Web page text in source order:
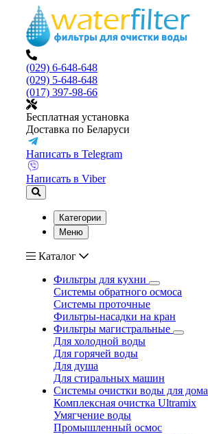
(029) 6-648-648
(029) 5-648-648
(017) 397-98-66
Бесплатная установка
Доставка по Беларуси
Написать в Telegram
Написать в Viber
Категории
Меню
Каталог
Фильтры для кухни
Системы обратного осмоса
Системы проточные
Фильтры-насадки на кран
Фильтры магистральные
Для холодной воды
Для горячей воды
Для душа
Для стиральных машин
Системы очистки воды для дома
Комплексная очистка Ultramix
Умягчение воды
Промышленный осмос